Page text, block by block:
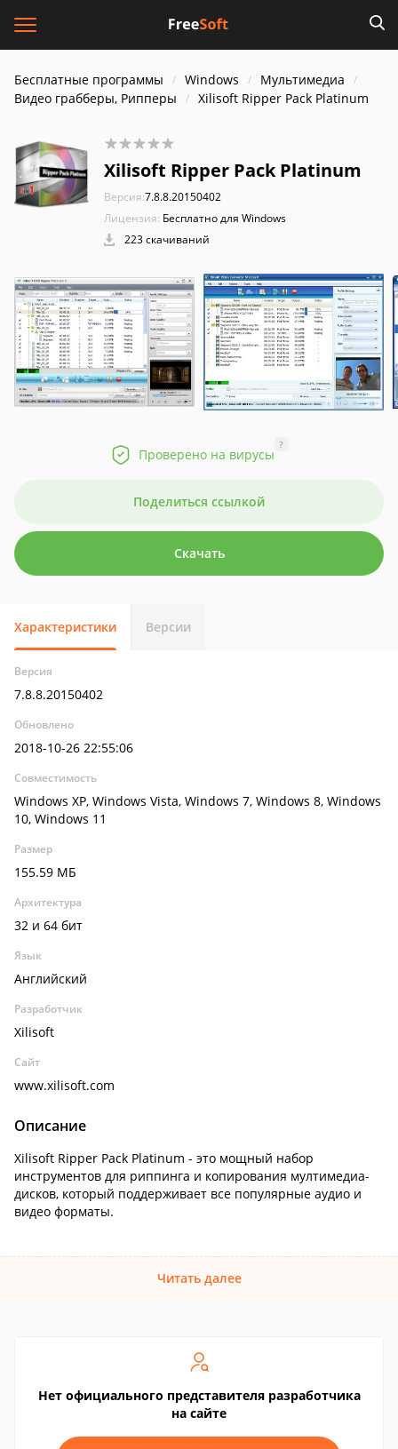
Бесплатные программы Windows
Мультимедиа
Видео грабберы, Рипперы
Xilisoft Ripper Pack Platinum
Xilisoft Ripper Pack Platinum
Версия:7.8.8.20150402
Лицензия: Бесплатно для Windows
223 скачиваний
Проверено на вирусы
?
Поделиться ссылкой
Скачать
Характеристики Версии
Версия
7.8.8.20150402
Обновлено
2018-10-26 22:55:06
Совместимость
Windows XP, Windows Vista, Windows 7, Windows 8, Windows
10, Windows 11
Размер
155.59 МБ
Архитектура
32 и 64 бит
Язык
Английский
Разработчик
Xilisoft
Сайт
www.xilisoft.com
Описание
Xilisoft Ripper Pack Platinum - это мощный набор
инструментов для риппинга и копирования мултимедиа-
дисков, который поддерживает все популярные аудио и
видео форматы.
Читать далее
Нет официального представителя разработчика
на сайте